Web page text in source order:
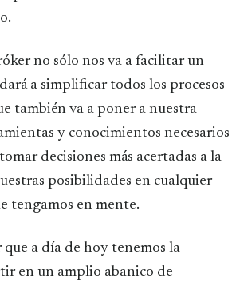
no sólo nos va a facilitar un
a simplificar todos los procesos
también va a poner a nuestra
y conocimientos necesarios
decisiones más acertadas a la
posibilidades en cualquier
tengamos en mente.
a día de hoy tenemos la
en un amplio abanico de